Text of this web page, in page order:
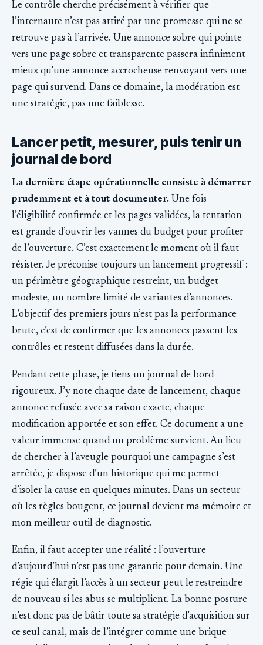
Le contrôle cherche précisément à vérifier que
l’internaute n’est pas attiré par une promesse qui ne se
retrouve pas à l’arrivée. Une annonce sobre qui pointe
vers une page sobre et transparente passera infiniment
mieux qu’une annonce accrocheuse renvoyant vers une
page qui survend. Dans ce domaine, la modération est
une stratégie, pas une faiblesse.
Lancer petit, mesurer, puis tenir un
journal de bord
La dernière étape opérationnelle consiste à démarrer
prudemment et à tout documenter. Une fois
l’éligibilité confirmée et les pages validées, la tentation
est grande d’ouvrir les vannes du budget pour profiter
de l’ouverture. C’est exactement le moment où il faut
résister. Je préconise toujours un lancement progressif :
un périmètre géographique restreint, un budget
modeste, un nombre limité de variantes d’annonces.
L’objectif des premiers jours n’est pas la performance
brute, c’est de confirmer que les annonces passent les
contrôles et restent diffusées dans la durée.
Pendant cette phase, je tiens un journal de bord
rigoureux. J’y note chaque date de lancement, chaque
annonce refusée avec sa raison exacte, chaque
modification apportée et son effet. Ce document a une
valeur immense quand un problème survient. Au lieu
de chercher à l’aveugle pourquoi une campagne s’est
arrêtée, je dispose d’un historique qui me permet
d’isoler la cause en quelques minutes. Dans un secteur
où les règles bougent, ce journal devient ma mémoire et
mon meilleur outil de diagnostic.
Enfin, il faut accepter une réalité : l’ouverture
d’aujourd’hui n’est pas une garantie pour demain. Une
régie qui élargit l’accès à un secteur peut le restreindre
de nouveau si les abus se multiplient. La bonne posture
n’est donc pas de bâtir toute sa stratégie d’acquisition sur
ce seul canal, mais de l’intégrer comme une brique